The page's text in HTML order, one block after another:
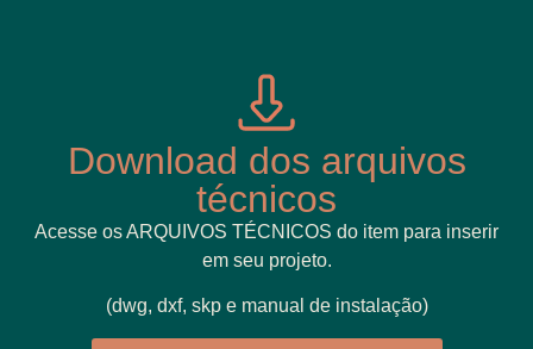
Download dos arquivos
técnicos
Acesse os ARQUIVOS TÉCNICOS do item para inserir
em seu projeto.
(dwg, dxf, skp e manual de instalação)